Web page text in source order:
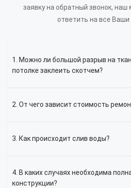
заявку на обратный звонок,
ответить на все Ваши
1. Можно ли большой разрыв на
потолке заклеить скотчем?
2. От чего зависит стоимость
3. Как происходит слив воды?
4. В каких случаях необходима
конструкции?